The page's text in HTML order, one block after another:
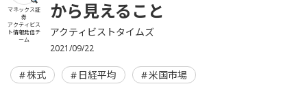
マネックス証
券
アクティビス
ト情報発信チ
ーム
から見えること
アクティビストタイムズ
2021/09/22
株式 日経平均 米国市場